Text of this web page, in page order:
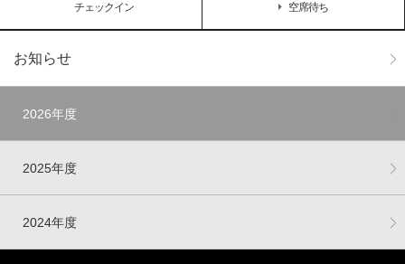
お知らせ
2026年度
2025年度
2024年度
チェックイン
空席待ち